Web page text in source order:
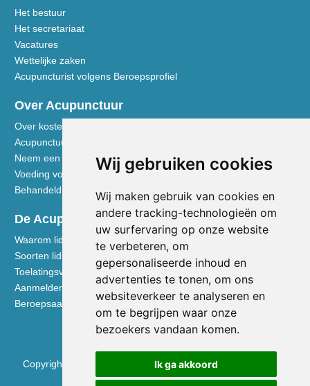
Wij gebruiken cookies
Wij maken gebruik van cookies en
andere tracking-technologieën om
uw surfervaring op onze website
te verbeteren, om
gepersonaliseerde inhoud en
advertenties te tonen, om ons
websiteverkeer te analyseren en
om te begrijpen waar onze
bezoekers vandaan komen.
Ik ga akkoord
Het bestuur
Het secretariaat
Vacatures
Wettelijke zaken
Acupuncturist volgens Beroepsprofiel
Over Acupunctuur
Over kosten en vergoedingen
Acupunctuur toegelicht
Neem een kijkje in de praktijk
Voeding volgens de Vijf Elementen
Behandeldisciplines - TCG
De Acupuncturist
Waarom lid worden van de NVA
Soorten lidmaatschap NVA
Toelatingsvoorwaarden
Aanmelden voor lidmaatschap
Beroepsaansprakelijkheidsverzekering
Copyright © 2026 Nederlandse Vereniging voor Acupunctuur